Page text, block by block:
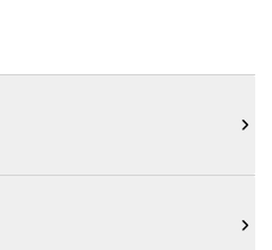

